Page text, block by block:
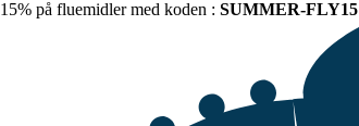
15% på fluemidler med koden : SUMMER-FLY15